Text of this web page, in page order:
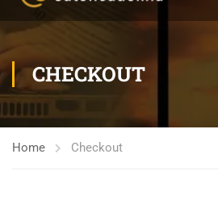
CHECKOUT
Home Checkout